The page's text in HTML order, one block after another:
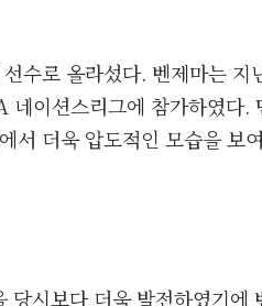
수로 올라섰다. 벤제마는 지
이션스리그에 참가하였다.
서 더욱 압도적인 모습을 보
시보다 더욱 발전하였기에